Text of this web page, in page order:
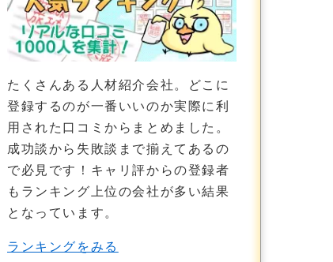
たくさんある人材紹介会社。どこに
登録するのが一番いいのか実際に利
用された口コミからまとめました。
成功談から失敗談まで揃えてあるの
で必見です！ キャリ評からの登録者
もランキング上位の会社が多い結果
となっています。
ランキングをみる